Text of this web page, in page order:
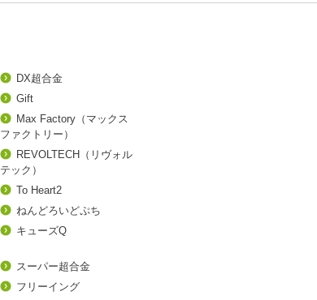
DX超合金
Gift
Max Factory（マックス
ファクトリー）
REVOLTECH（リヴォル
テック）
To Heart2
ねんどろいどぷち
キューズQ
スーパー超合金
フリーイング